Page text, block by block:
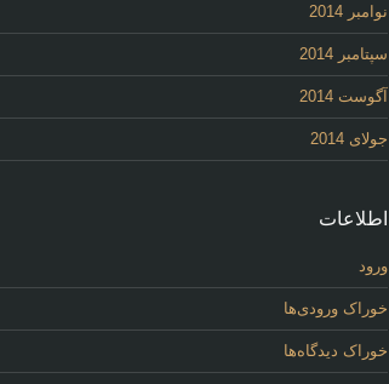
نوامبر 2014
سپتامبر 2014
آگوست 2014
جولای 2014
اطلاعات
ورود
خوراک ورودی‌ها
خوراک دیدگاه‌ها